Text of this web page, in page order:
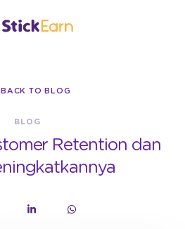
BACK TO BLOG
BLOG
Retention dan